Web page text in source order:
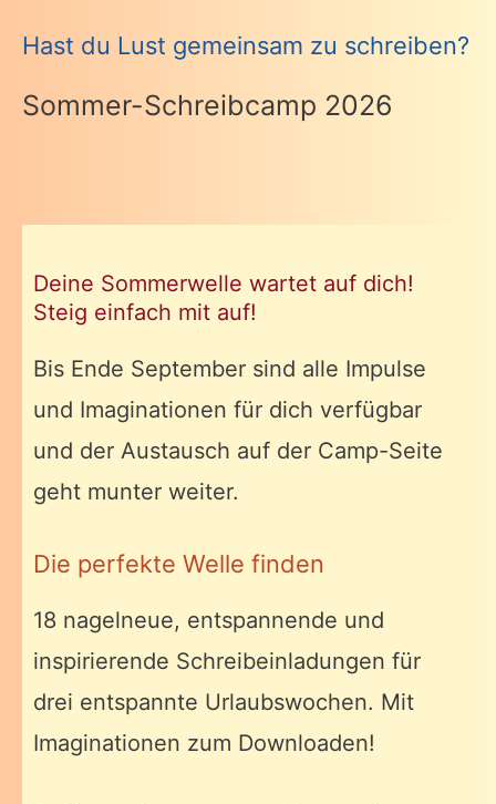
Hast du Lust gemeinsam zu schreiben?
Sommer-Schreibcamp 2026
Deine Sommerwelle wartet auf dich!
Steig einfach mit auf!
Bis Ende September sind alle Impulse
und Imaginationen für dich verfügbar
und der Austausch auf der Camp-Seite
geht munter weiter.
Die perfekte Welle finden
18 nagelneue, entspannende und
inspirierende Schreibeinladungen für
drei entspannte Urlaubswochen. Mit
Imaginationen zum Downloaden!